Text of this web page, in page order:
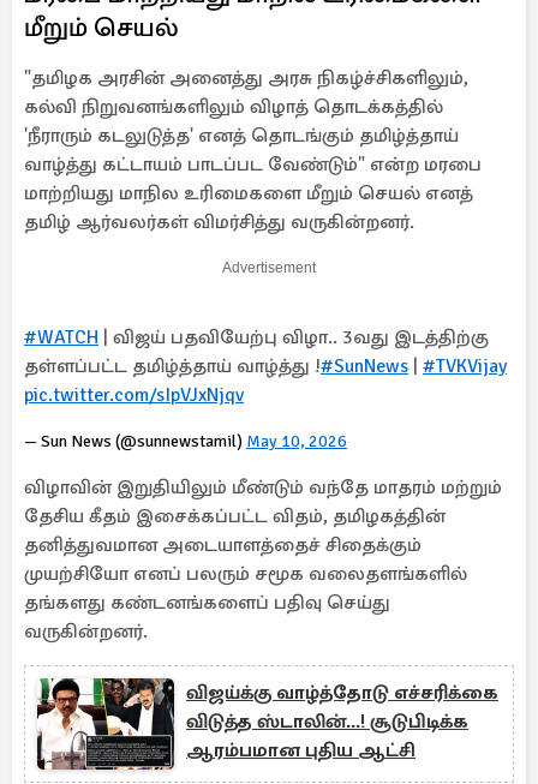
மீறும் செயல்
"தமிழக அரசின் அனைத்து அரசு நிகழ்ச்சிகளிலும்,
கல்வி நிறுவனங்களிலும் விழாத் தொடக்கத்தில்
'நீராரும் கடலுடுத்த' எனத் தொடங்கும் தமிழ்த்தாய்
வாழ்த்து கட்டாயம் பாடப்பட வேண்டும்" என்ற மரபை
மாற்றியது மாநில உரிமைகளை மீறும் செயல் எனத்
தமிழ் ஆர்வலர்கள் விமர்சித்து வருகின்றனர்.
Advertisement
#WATCH | விஜய் பதவியேற்பு விழா.. 3வது இடத்திற்கு
தள்ளப்பட்ட தமிழ்த்தாய் வாழ்த்து !#SunNews #TVKVijay
pic.twitter.com/sIpVJxNjqv
— Sun News (@sunnewstamil) May 10, 2026
விழாவின் இறுதியிலும் மீண்டும் வந்தே மாதரம் மற்றும்
தேசிய கீதம் இசைக்கப்பட்ட விதம், தமிழகத்தின்
தனித்துவமான அடையாளத்தைச் சிதைக்கும்
முயற்சியோ எனப் பலரும் சமூக வலைதளங்களில்
தங்களது கண்டனங்களைப் பதிவு செய்து
வருகின்றனர்.
விஜய்க்கு வாழ்த்தோடு எச்சரிக்கை
விடுத்த ஸ்டாலின்...! சூடுபிடிக்க
ஆரம்பமான புதிய ஆட்சி